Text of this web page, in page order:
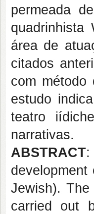
permeada
área de
citados
com método
estudo
teatro
narrativas.
ABSTRACT:
Jewish).
carried out